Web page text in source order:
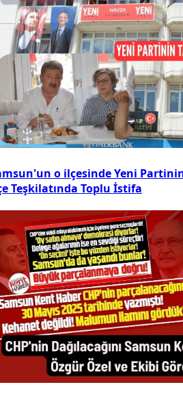
o ilçesinde Yeni Partinin
Teşkilatında Toplu İstifa